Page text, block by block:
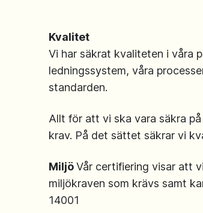
Kvalitet
Vi har säkrat kvaliteten i våra
ledningssystem, våra
standarden.
Allt för att vi ska vara säkra
krav. På det sättet säkrar vi
MiljöVår certifiering visar att
miljökraven som krävs samt
14001